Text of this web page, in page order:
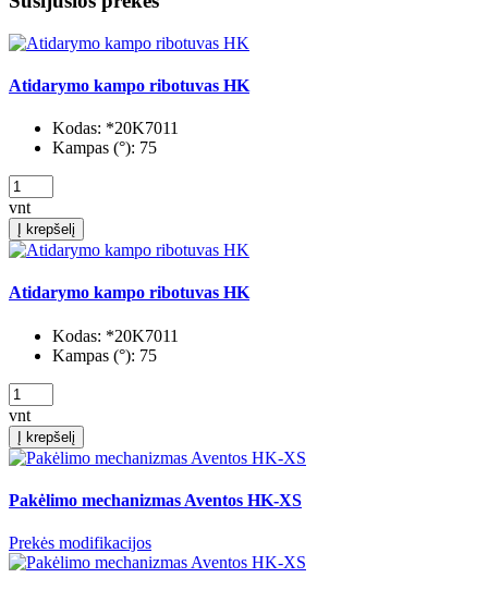
Atidarymo kampo ribotuvas HK
Kodas: *20K7011
Kampas (°): 75
vnt
Į krepšelį
Atidarymo kampo ribotuvas HK
Kodas: *20K7011
Kampas (°): 75
vnt
Į krepšelį
Pakėlimo mechanizmas Aventos HK-XS
Prekės modifikacijos